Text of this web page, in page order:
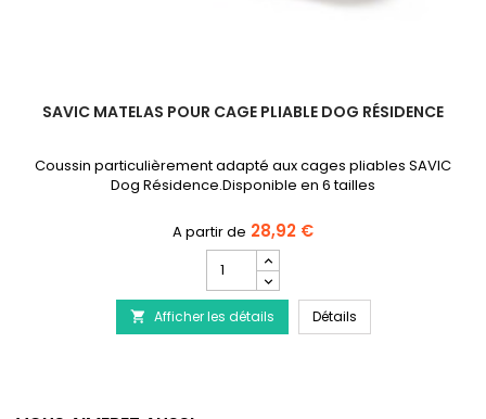
SAVIC MATELAS POUR CAGE PLIABLE DOG RÉSIDENCE
Coussin particulièrement adapté aux cages pliables SAVIC
Dog Résidence.Disponible en 6 tailles
28,92 €
quantité
du
produit
SAVIC
 Afficher les détails DétailsSAVIC Matelas